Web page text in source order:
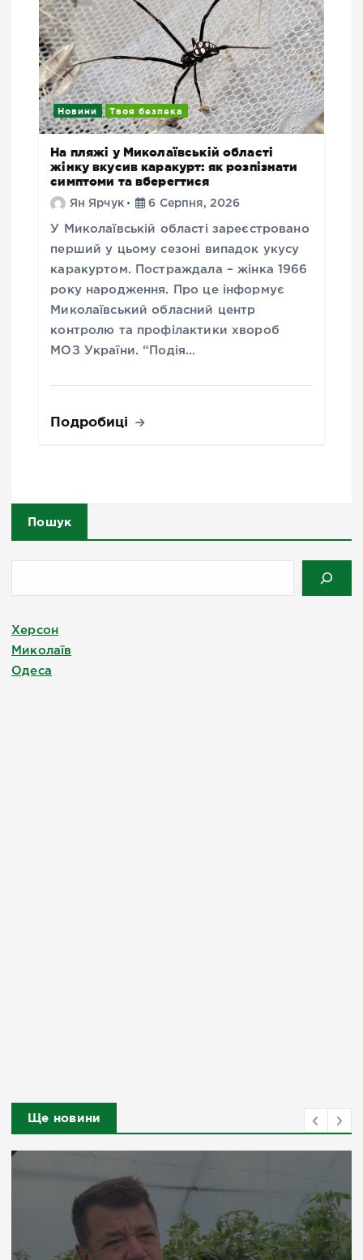
Новини Твоя безпека
На пляжі у Миколаївській області
жінку вкусив каракурт: як розпізнати
симптоми та вберегтися
Ян Ярчук 6 Серпня, 2026
У Миколаївській області зареєстровано
перший у цьому сезоні випадок укусу
каракуртом. Постраждала – жінка 1966
року народження. Про це інформує
Миколаївський обласний центр
контролю та профілактики хвороб
МОЗ України. “Подія…
Подробиці
Пошук
Херсон
Миколаїв
Одеса
Ще новини